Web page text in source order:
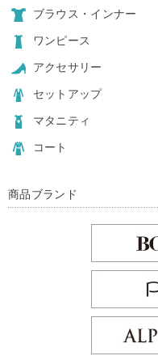
ブラウス・インナー
ワンピース
アクセサリー
セットアップ
マタニティ
コート
商品ブランド